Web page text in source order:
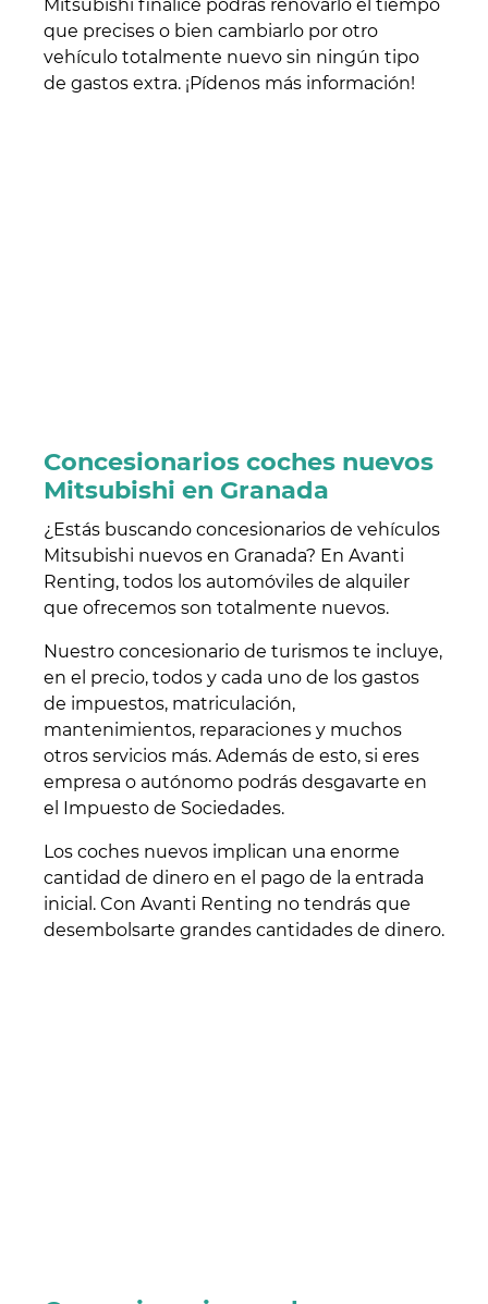
Mitsubishi finalice podrás renovarlo el tiempo
que precises o bien cambiarlo por otro
vehículo totalmente nuevo sin ningún tipo
de gastos extra. ¡Pídenos más información!
Concesionarios coches nuevos
Mitsubishi en Granada
¿Estás buscando concesionarios de vehículos
Mitsubishi nuevos en Granada? En Avanti
Renting, todos los automóviles de alquiler
que ofrecemos son totalmente nuevos.
Nuestro concesionario de turismos te incluye,
en el precio, todos y cada uno de los gastos
de impuestos, matriculación,
mantenimientos, reparaciones y muchos
otros servicios más. Además de esto, si eres
empresa o autónomo podrás desgavarte en
el Impuesto de Sociedades.
Los coches nuevos implican una enorme
cantidad de dinero en el pago de la entrada
inicial. Con Avanti Renting no tendrás que
desembolsarte grandes cantidades de dinero.